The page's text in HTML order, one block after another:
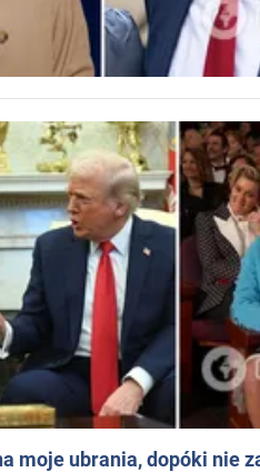
moje ubrania, dopóki nie